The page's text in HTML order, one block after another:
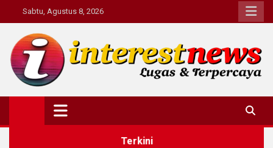
to
content
Sabtu, Agustus 8, 2026
Interestnews.or.id
Terkini